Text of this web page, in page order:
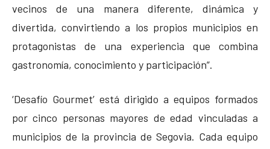
vecinos de una manera diferente, dinámica y
divertida, convirtiendo a los propios municipios en
protagonistas de una experiencia que combina
gastronomía, conocimiento y participación”.
‘Desafío Gourmet’ está dirigido a equipos formados
por cinco personas mayores de edad vinculadas a
municipios de la provincia de Segovia. Cada equipo